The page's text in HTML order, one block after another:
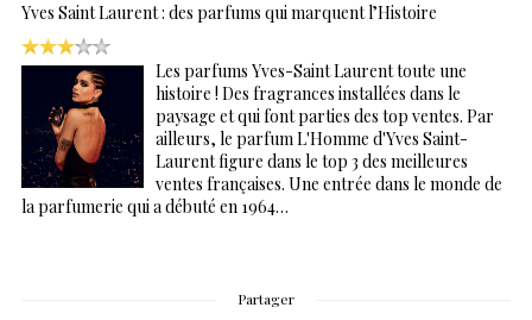
Yves Saint Laurent : des parfums qui marquent l’Histoire
Les parfums Yves-Saint Laurent toute une
histoire ! Des fragrances installées dans le
paysage et qui font parties des top ventes. Par
ailleurs, le parfum L'Homme d'Yves Saint-
Laurent figure dans le top 3 des meilleures
ventes françaises. Une entrée dans le monde de
la parfumerie qui a débuté en 1964…
Partager